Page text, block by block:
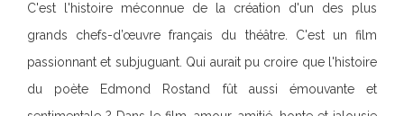
C'est l'histoire méconnue de la création d'un des plus
grands chefs-d’œuvre français du théâtre. C'est un film
passionnant et subjuguant. Qui aurait pu croire que l'histoire
du poète Edmond Rostand fût aussi émouvante et